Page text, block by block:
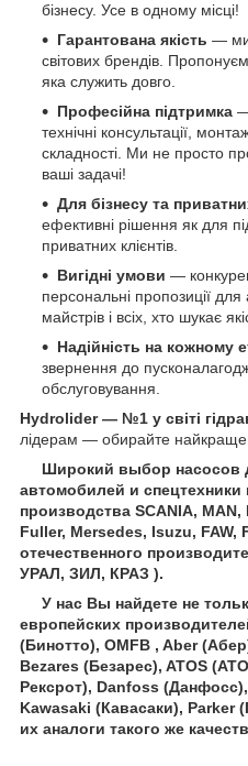
бізнесу. Усе в одному місці!
Гарантована якість — ми
світових брендів.
яка служить довго.
Професійна підтримка —
технічні консультації,
складності. Ми не просто
ваші задачі!
Для бізнесу та
ефективні рішення як для
приватних клієнтів.
Вигідні умови —
персональні пропозиції для
майстрів і всіх, хто шукає
Надійність на кожному
звернення до
обслуговування.
Hydrolider — №1 у світі
лідерам — обирайте
Широкий выбор насосов
автомобилей и спецтехники
производства SCANIA, MAN,
Fuller, Mersedes, Isuzu, FAW,
отечественного
УРАЛ, ЗИЛ, КРАЗ ).
У нас Вы найдете не
европейских
(Бинотто), OMFB , Aber
Bezares (Безарес), ATOS
Рексрот), Danfoss
Kawasaki (Кавасаки), Parker
их аналоги такого же